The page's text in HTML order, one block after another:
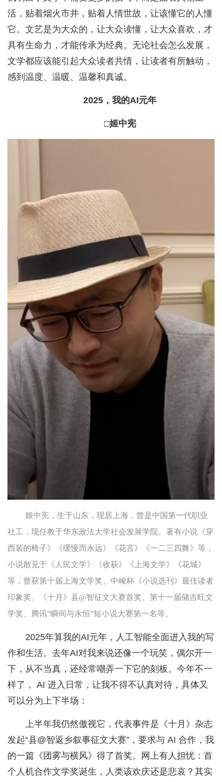
活，贴着烟火市井，贴着人情世故，让该懂它的人懂
它。文艺是为大众的，让大众读懂，让大众喜欢，才
具有生命力，才能传承为经典。无论社会怎么发展，
文学都应该能引起大众读者共情，让读者有所触动，
感到温度、温暖、温馨和真诚。
2025，我的AI元年
□姬中宪
姬中宪，生于山东，现居上海，曾是中国第一代职业
社工，现任教于华东政法大学社会发展学院。著有小说《穿
西装的椅子》《缓慢而永远》《花言》《一二三四舞》等，
小说散见于《人民文学》《收获》《上海文学》《花城》
等，曾获第十届上海文学奖、中峻杯《小说选刊》最佳读者
印象奖、《十月》县@智征文大赛首奖、第十一届储吉旺文
学奖、腾讯“瞬间与永恒”短小说大赛第一名等。
2025年算我的AI元年，人工智能全面进入我的写
作和生活。去年AI对我来说还像一个玩笑，偶尔开一
下，从不当真，还经常嘲弄一下它的刻板。今年不一
样了， AI 进入日常，让我不得不认真对待，具体又
可以分为上下半场：
上半年我仍然傲视它，代表事件是《十月》杂志
发起“县@智返乡叙事征文大赛”，要求与 AI 合作，我
的一篇《团雾与横风》得了首奖。网上有人担忧：首
个人机合作文学奖诞生，人类该欢庆还是悲哀？其实